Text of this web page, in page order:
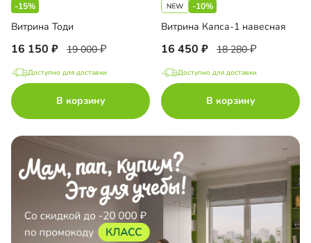
-15%
Витрина Тоди
16 150 19 000
Доступно для доставки
В корзину
-10%
Витрина Капса-1 навесная
16 450 18 280
Доступно для доставки
В корзину